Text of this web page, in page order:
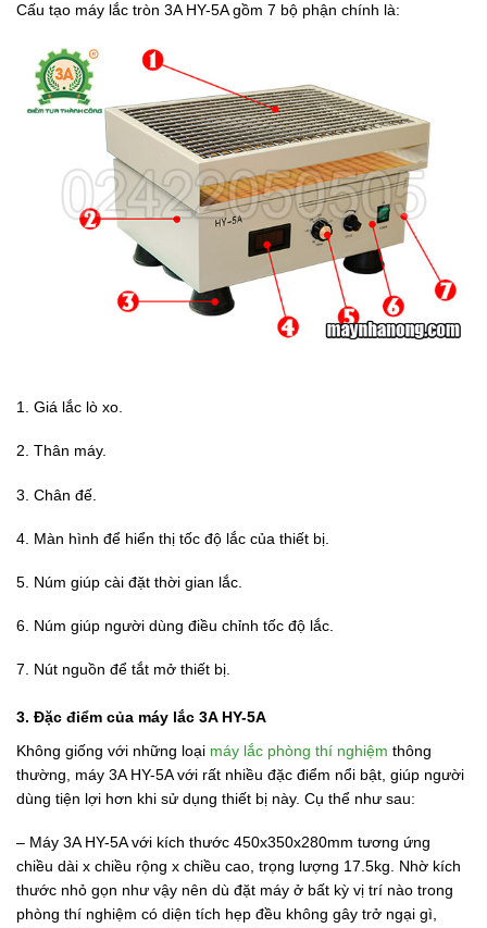
Cấu tạo máy lắc tròn 3A HY-5A gồm 7 bộ phận chính là:
1. Giá lắc lò xo.
2. Thân máy.
3. Chân đế.
4. Màn hình để hiển thị tốc độ lắc của thiết bị.
5. Núm giúp cài đặt thời gian lắc.
6. Núm giúp người dùng điều chỉnh tốc độ lắc.
7. Nút nguồn để tắt mở thiết bị.
3. Đặc điểm của máy lắc 3A HY-5A
Không giống với những loại máy lắc phòng thí nghiệm thông
thường, máy 3A HY-5A với rất nhiều đặc điểm nổi bật, giúp người
dùng tiện lợi hơn khi sử dụng thiết bị này. Cụ thể như sau:
– Máy 3A HY-5A với kích thước 450x350x280mm tương ứng
chiều dài x chiều rộng x chiều cao, trọng lượng 17.5kg. Nhờ kích
thước nhỏ gọn như vậy nên dù đặt máy ở bất kỳ vị trí nào trong
phòng thí nghiệm có diện tích hẹp đều không gây trở ngại gì,